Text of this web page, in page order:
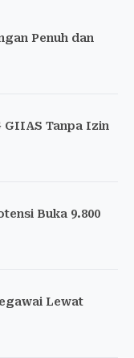
Penuh dan
GIIAS Tanpa Izin
Buka 9.800
Lewat